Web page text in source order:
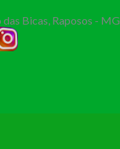
Bicas, Raposos - MG